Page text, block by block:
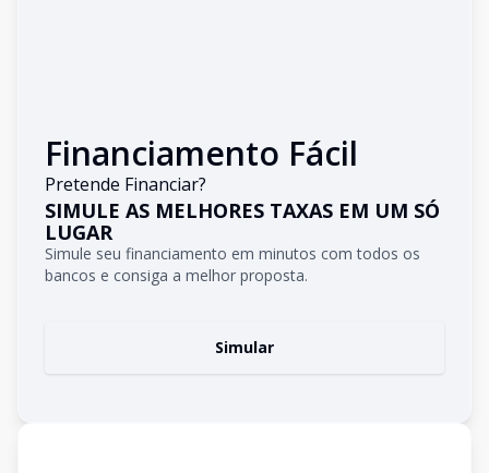
Financiamento Fácil
Pretende Financiar?
SIMULE AS MELHORES TAXAS EM UM SÓ
LUGAR
Simule seu financiamento em minutos com todos os
bancos e consiga a melhor proposta.
Simular